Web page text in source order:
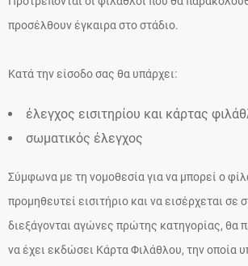
προσέλθουν έγκαιρα στο στάδιο.
Κατά την είσοδο σας θα υπάρχει:
έλεγχος εισιτηρίου και κάρτας
σωματικός έλεγχος
Σύμφωνα με τη νομοθεσία για να μπορεί ο
προμηθευτεί εισιτήριο και να εισέρχεται σε
διεξάγονται αγώνες πρώτης κατηγορίας, θα
να έχει εκδώσει Κάρτα Φιλάθλου, την οποία